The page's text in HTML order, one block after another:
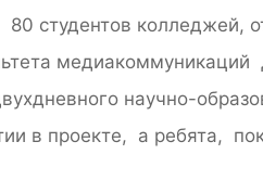
студентов колледжей,
медиакоммуникаций
научно-
в проекте, а ребята,